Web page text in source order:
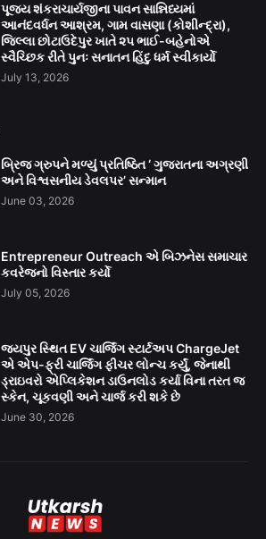
પૂજ્ય શંકરાચાર્યજીના પાવન સાન્નિધ્યમાં
આનંદવર્ધન આશ્રમ, ગામ વાસણા (કોશીન્દ્રા),
જિલ્લા છોટાઉદેપુર ખાતે ૨૫ ભાઈ-બહેનોએ
સ્વૈચ્છિક રીતે પુનઃ સનાતન હિંદુ ધર્મ સ્વીકાર્યો
July 13, 2026
બ્રિજ ગ્રુપને મળ્યું પ્રતિષ્ઠિત ‘ ગુજરાતના અગ્રણી
અને વિશ્વસનીય ડેવલપર’ સન્માન
June 03, 2026
Entrepreneur Outreach એ બિઝનેસ સમાચાર
કવરેજનો વિસ્તાર કર્યો
July 05, 2026
જયપુર સ્થિત EV ચાર્જિંગ સ્ટાર્ટઅપ ChargeJet
એ એપ-ફ્રી ચાર્જિંગ ફીચર લોન્ચ કર્યું, જેનાથી
ડ્રાઇવરો એપ્લિકેશન ડાઉનલોડ કર્યા વિના તરત જ
સ્કેન, ચૂકવણી અને ચાર્જ કરી શકે છે
June 30, 2026